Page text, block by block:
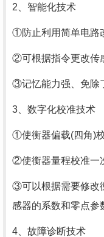
2、智能化技术
①防止利用简单电路
②可根据指令更改传
③记忆能力强、免除
3、数字化校准技术
①使衡器偏载(四角)
②使衡器量程校准一
③可以根据需要修改
感器的系数和零点参
4、故障诊断技术